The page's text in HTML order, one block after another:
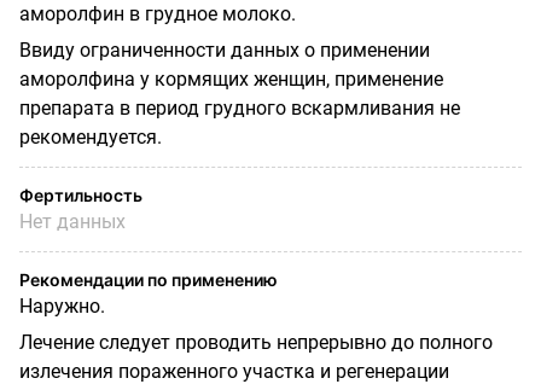
аморолфин в грудное молоко.
Ввиду ограниченности данных о применении
аморолфина у кормящих женщин, применение
препарата в период грудного вскармливания не
рекомендуется.
Фертильность
Нет данных
Рекомендации по применению
Наружно.
Лечение следует проводить непрерывно до полного
излечения пораженного участка и регенерации